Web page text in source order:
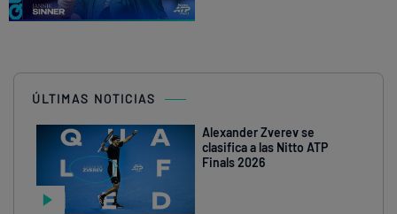
ÚLTIMAS NOTICIAS
Alexander Zverev se
clasifica a las Nitto ATP
Finals 2026